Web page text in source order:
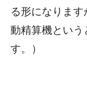
る形になりま
動精算機という
す。）